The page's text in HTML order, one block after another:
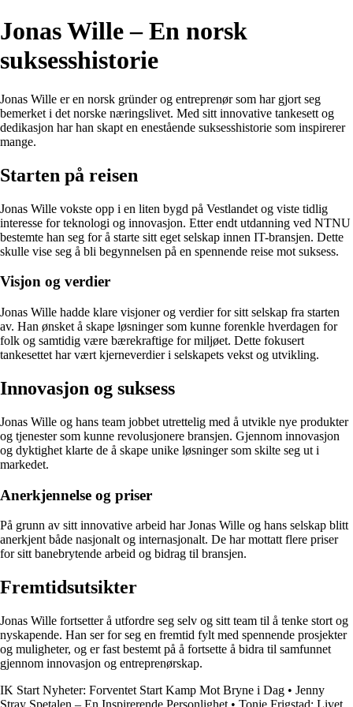
Jonas Wille – En norsk
suksesshistorie
Jonas Wille er en norsk gründer og entreprenør som har gjort seg
bemerket i det norske næringslivet. Med sitt innovative tankesett og
dedikasjon har han skapt en enestående suksesshistorie som inspirerer
mange.
Starten på reisen
Jonas Wille vokste opp i en liten bygd på Vestlandet og viste tidlig
interesse for teknologi og innovasjon. Etter endt utdanning ved NTNU
bestemte han seg for å starte sitt eget selskap innen IT-bransjen. Dette
skulle vise seg å bli begynnelsen på en spennende reise mot suksess.
Visjon og verdier
Jonas Wille hadde klare visjoner og verdier for sitt selskap fra starten
av. Han ønsket å skape løsninger som kunne forenkle hverdagen for
folk og samtidig være bærekraftige for miljøet. Dette fokusert
tankesettet har vært kjerneverdier i selskapets vekst og utvikling.
Innovasjon og suksess
Jonas Wille og hans team jobbet utrettelig med å utvikle nye produkter
og tjenester som kunne revolusjonere bransjen. Gjennom innovasjon
og dyktighet klarte de å skape unike løsninger som skilte seg ut i
markedet.
Anerkjennelse og priser
På grunn av sitt innovative arbeid har Jonas Wille og hans selskap blitt
anerkjent både nasjonalt og internasjonalt. De har mottatt flere priser
for sitt banebrytende arbeid og bidrag til bransjen.
Fremtidsutsikter
Jonas Wille fortsetter å utfordre seg selv og sitt team til å tenke stort og
nyskapende. Han ser for seg en fremtid fylt med spennende prosjekter
og muligheter, og er fast bestemt på å fortsette å bidra til samfunnet
gjennom innovasjon og entreprenørskap.
IK Start Nyheter: Forventet Start Kamp Mot Bryne i Dag • Jenny